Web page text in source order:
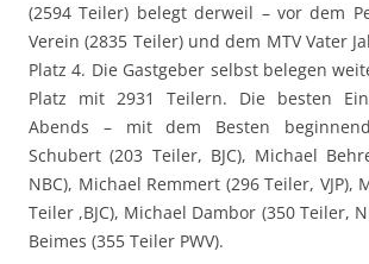
(2594 Teiler) belegt derweil – vor dem
Verein (2835 Teiler) und dem MTV Vater
Platz 4. Die Gastgeber selbst belegen
Platz mit 2931 Teilern. Die besten
Abends – mit dem Besten
Schubert (203 Teiler, BJC), Michael
NBC), Michael Remmert (296 Teiler, VJP),
Teiler ,BJC), Michael Dambor (350 Teiler,
Beimes (355 Teiler PWV).